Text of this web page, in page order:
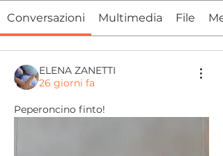
Conversazioni Multimedia File
ELENA ZANETTI
26 giorni fa
Peperoncino finto!